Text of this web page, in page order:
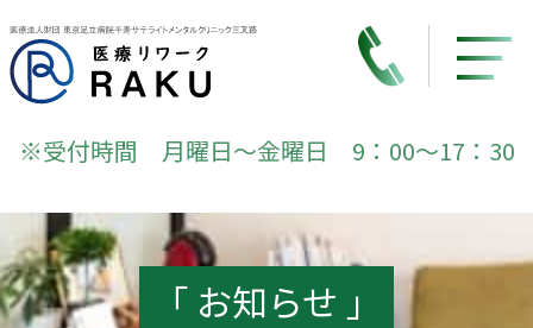
※受付時間 月曜日～金曜日 9：00～17：30
「 お知らせ 」